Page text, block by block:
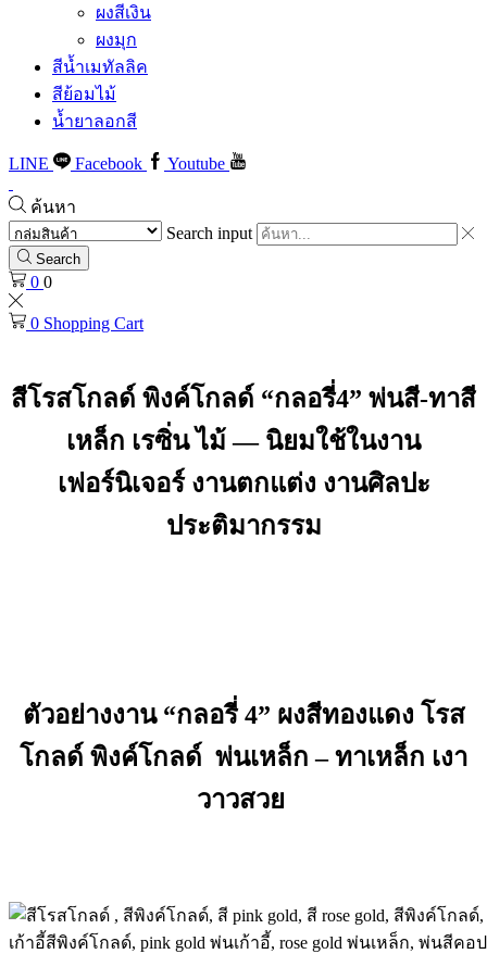
ผงสีเงิน
ผงมุก
สีน้ำเมทัลลิค
สีย้อมไม้
น้ำยาลอกสี
LINE Facebook Youtube
ค้นหา
Search input
Search
0 0
0 Shopping Cart
สีโรสโกลด์ พิงค์โกลด์ “กลอรี่4” พ่นสี-ทาสี
เหล็ก เรซิ่น ไม้ — นิยมใช้ในงาน
เฟอร์นิเจอร์ งานตกแต่ง งานศิลปะ
ประติมากรรม
ตัวอย่างงาน “กลอรี่ 4” ผงสีทองแดง โรส
โกลด์ พิงค์โกลด์ พ่นเหล็ก – ทาเหล็ก เงา
วาวสวย